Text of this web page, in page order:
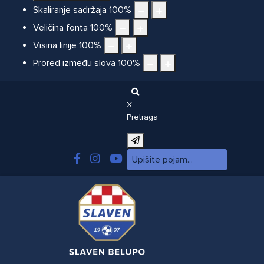
Skaliranje sadržaja 100%
Veličina fonta 100%
Visina linije 100%
Prored između slova 100%
X
Pretraga